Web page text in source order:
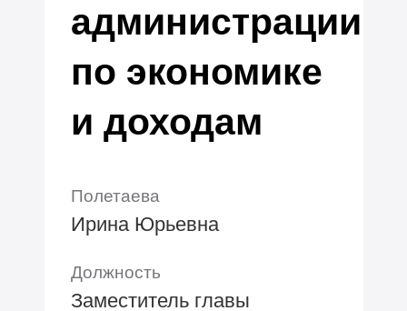
администрации
по экономике
и доходам
Полетаева
Ирина Юрьевна
Должность
Заместитель главы